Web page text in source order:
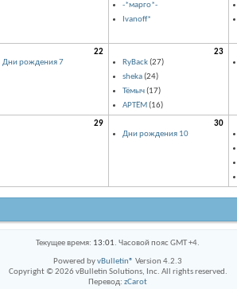
-*марго*-
Ivanoff*
22
Дни рождения 7
23
RyBack(27)
sheka(24)
Тёмыч(17)
АРТЁМ (16)
29
30
Дни рождения 10
Текущее время: 13:01. Часовой пояс GMT +4.
Powered byvBulletin® Version 4.2.3
Copyright © 2026 vBulletin Solutions, Inc. All rights reserved.
Перевод: zCarot